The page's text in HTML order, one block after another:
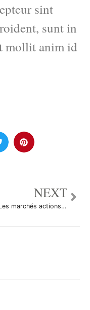
sint
sunt in
mollit anim id
NEXT
Grèce: Les marchés actions finissent en hausse; l’indice Athens General Composite gagne 0,36%